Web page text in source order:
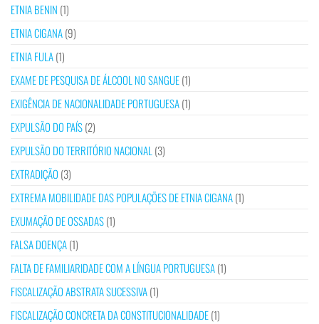
ETNIA BENIN (1)
ETNIA CIGANA(9)
ETNIA FULA(1)
EXAME DE PESQUISA DE ÁLCOOL NO SANGUE(1)
EXIGÊNCIA DE NACIONALIDADE PORTUGUESA(1)
EXPULSÃO DO PAÍS(2)
EXPULSÃO DO TERRITÓRIO NACIONAL (3)
EXTRADIÇÃO (3)
EXTREMA MOBILIDADE DAS POPULAÇÕES DE ETNIA CIGANA(1)
EXUMAÇÃO DE OSSADAS(1)
FALSA DOENÇA(1)
FALTA DE FAMILIARIDADE COM A LÍNGUA PORTUGUESA(1)
FISCALIZAÇÃO ABSTRATA SUCESSIVA(1)
FISCALIZAÇÃO CONCRETA DA CONSTITUCIONALIDADE(1)